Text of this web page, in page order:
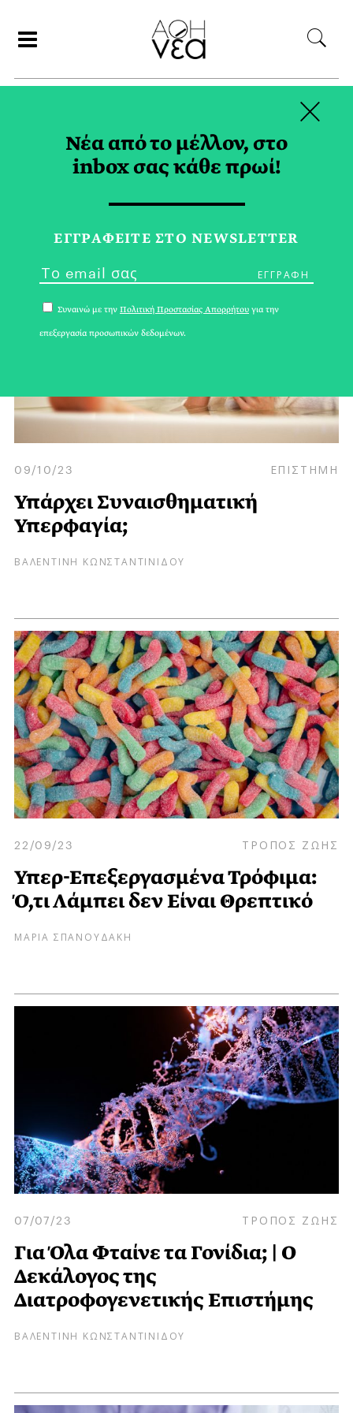
ΔΙΑΤΡΟΦΗ TAG
09/10/23 ΕΠΙΣΤΗΜΗ
Υπάρχει Συναισθηματική
Υπερφαγία;
ΒΑΛΕΝΤΙΝΗ ΚΩΝΣΤΑΝΤΙΝΙΔΟΥ
22/09/23 ΤΡΟΠΟΣ ΖΩΗΣ
Υπερ-Επεξεργασμένα Τρόφιμα:
Ό,τι Λάμπει δεν Είναι Θρεπτικό
ΜΑΡΙΑ ΣΠΑΝΟΥΔΑΚΗ
07/07/23 ΤΡΟΠΟΣ ΖΩΗΣ
Για Όλα Φταίνε τα Γονίδια; | Ο
Δεκάλογος της
Διατροφογενετικής Επιστήμης
ΒΑΛΕΝΤΙΝΗ ΚΩΝΣΤΑΝΤΙΝΙΔΟΥ
Νέα από το μέλλον, στο
inbox σας κάθε πρωί!
ΕΓΓPΑΦΕΙΤΕ ΣΤΟ NEWSLETTER
Συναινώ με την Πολιτική Προστασίας Απορρήτου για την
επεξεργασία προσωπικών δεδομένων.
×